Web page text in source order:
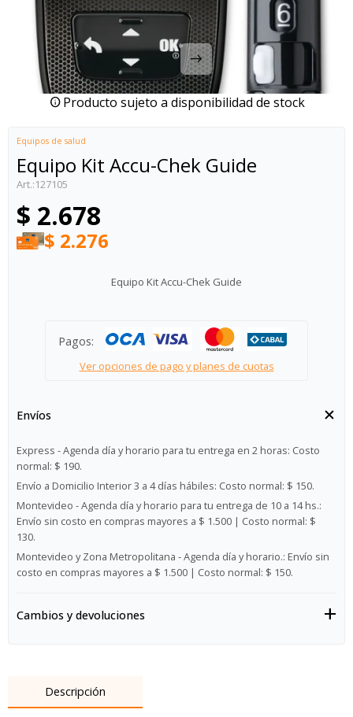
Producto sujeto a disponibilidad de stock
Equipos de salud
Equipo Kit Accu-Chek Guide
127105
$ 2.678
$ 2.276
Equipo Kit Accu-Chek Guide
Pagos:
Ver opciones de pago y planes de cuotas
Envíos
Express - Agenda día y horario para tu entrega en 2 horas: Costo
normal: $ 190.
Envío a Domicilio Interior 3 a 4 días hábiles: Costo normal: $ 150.
Montevideo - Agenda día y horario para tu entrega de 10 a 14 hs.:
Envío sin costo en compras mayores a $ 1.500 | Costo normal: $
130.
Montevideo y Zona Metropolitana - Agenda día y horario.: Envío sin
costo en compras mayores a $ 1.500 | Costo normal: $ 150.
Cambios y devoluciones
Descripción